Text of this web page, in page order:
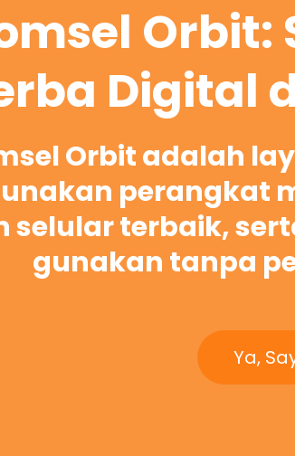
Orbit:
Digital
Orbit adalah
perangkat
selular terbaik,
gunakan tanpa
Ya,